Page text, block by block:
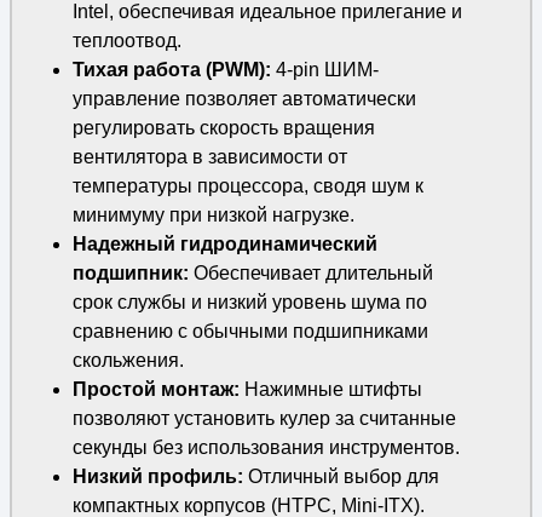
Intel, обеспечивая идеальное прилегание и
теплоотвод.
Тихая работа (PWM): 4-pin ШИМ-
управление позволяет автоматически
регулировать скорость вращения
вентилятора в зависимости от
температуры процессора, сводя шум к
минимуму при низкой нагрузке.
Надежный гидродинамический
подшипник: Обеспечивает длительный
срок службы и низкий уровень шума по
сравнению с обычными подшипниками
скольжения.
Простой монтаж: Нажимные штифты
позволяют установить кулер за считанные
секунды без использования инструментов.
Низкий профиль: Отличный выбор для
компактных корпусов (HTPC, Mini-ITX).